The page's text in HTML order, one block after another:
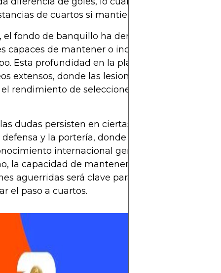
de cuartos si mantiene la consistencia.
el fondo de banquillo ha demostrado ser
capaces de mantener o incluso elevar el nivel
Esta profundidad en la plantilla puede ser
extensos, donde las lesiones o sanciones
rendimiento de selecciones con menos
dudas persisten en ciertas líneas,
defensa y la portería, donde la falta de un claro
internacional genera interrogantes.
la capacidad de mantener el temple táctico
aguerridas será clave para determinar si
el paso a cuartos.